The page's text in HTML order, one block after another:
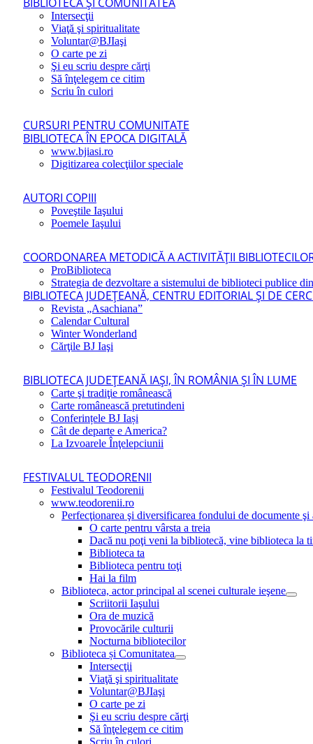
Intersecţii
Viaţă şi spiritualitate
Voluntar@BJIaşi
O carte pe zi
Şi eu scriu despre cărţi
Să înţelegem ce citim
Scriu în culori
CURSURI PENTRU COMUNITATE
BIBLIOTECA ÎN EPOCA DIGITALĂ
www.bjiasi.ro
Digitizarea colecţiilor speciale
AUTORI COPIII
Poveştile Iaşului
Poemele Iaşului
COORDONAREA METODICĂ A ACTIVITĂŢII
ProBiblioteca
Strategia de dezvoltare a sistemului de biblioteci publice
BIBLIOTECA JUDEŢEANĂ, CENTRU EDITORIAL ŞI DE
Revista „Asachiana”
Calendar Cultural
Winter Wonderland
Cărţile BJ Iaşi
BIBLIOTECA JUDEŢEANĂ IAŞI, ÎN ROMÂNIA ŞI ÎN LUME
Carte şi tradiţie românească
Carte românească pretutindeni
Conferințele BJ Iași
Cât de departe e America?
La Izvoarele Înţelepciunii
FESTIVALUL TEODORENII
Festivalul Teodorenii
www.teodorenii.ro
Perfecţionarea şi diversificarea fondului de documente
O carte pentru vârsta a treia
Dacă nu poţi veni la bibliotecă, vine biblioteca la
Biblioteca ta
Biblioteca pentru toţi
Hai la film
Biblioteca, actor principal al scenei culturale ieşene
Scriitorii Iaşului
Ora de muzică
Provocările culturii
Nocturna bibliotecilor
Biblioteca și Comunitatea
Intersecţii
Viaţă şi spiritualitate
Voluntar@BJIaşi
O carte pe zi
Şi eu scriu despre cărţi
Să înţelegem ce citim
Scriu în culori